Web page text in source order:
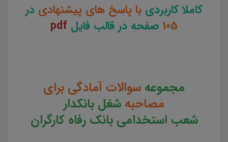
کاملا کاربردی با پاسخ های پیشنهادی در
105 صفحه در قالب فایل pdf
مجموعه سوالات آمادگی برای
مصاحبه شغل بانکدار
شعب استخدامی بانک رفاه کارگران